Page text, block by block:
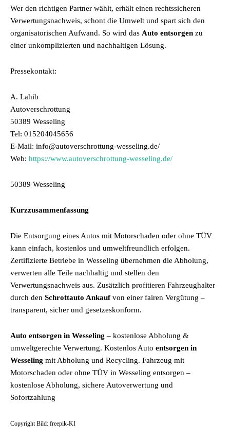
Wer den richtigen Partner wählt, erhält einen rechtssicheren
Verwertungsnachweis, schont die Umwelt und spart sich den
organisatorischen Aufwand. So wird das Auto entsorgen zu
einer unkomplizierten und nachhaltigen Lösung.
Pressekontakt:
A. Lahib
Autoverschrottung
50389 Wesseling
Tel: 015204045656
E-Mail: info@autoverschrottung-wesseling.de/
Web: https://www.autoverschrottung-wesseling.de/
50389 Wesseling
Kurzzusammenfassung
Die Entsorgung eines Autos mit Motorschaden oder ohne TÜV
kann einfach, kostenlos und umweltfreundlich erfolgen.
Zertifizierte Betriebe in Wesseling übernehmen die Abholung,
verwerten alle Teile nachhaltig und stellen den
Verwertungsnachweis aus. Zusätzlich profitieren Fahrzeughalter
durch den Schrottauto Ankaufvon einer fairen Vergütung –
transparent, sicher und gesetzeskonform.
Auto entsorgen in Wesseling – kostenlose Abholung &
umweltgerechte Verwertung. Kostenlos Auto entsorgen in
Wesseling mit Abholung und Recycling. Fahrzeug mit
Motorschaden oder ohne TÜV in Wesseling entsorgen –
kostenlose Abholung, sichere Autoverwertung und
Sofortzahlung
Copyright Bild: freepik-KI